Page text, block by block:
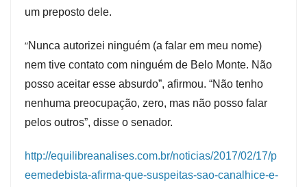
um preposto dele.
“Nunca autorizei ninguém (a falar em meu nome)
nem tive contato com ninguém de Belo Monte. Não
posso aceitar esse absurdo”, afirmou. “Não tenho
nenhuma preocupação, zero, mas não posso falar
pelos outros”, disse o senador.
http://equilibreanalises.com.br/noticias/2017/02/17/p
eemedebista-afirma-que-suspeitas-sao-canalhice-e-